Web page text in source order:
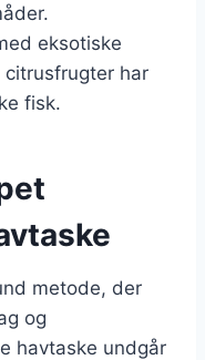
eksotiske
har
fisk.
metode, der
og
havtaske undgår